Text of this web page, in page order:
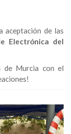
aceptación de las
Electrónica del
de Murcia con el